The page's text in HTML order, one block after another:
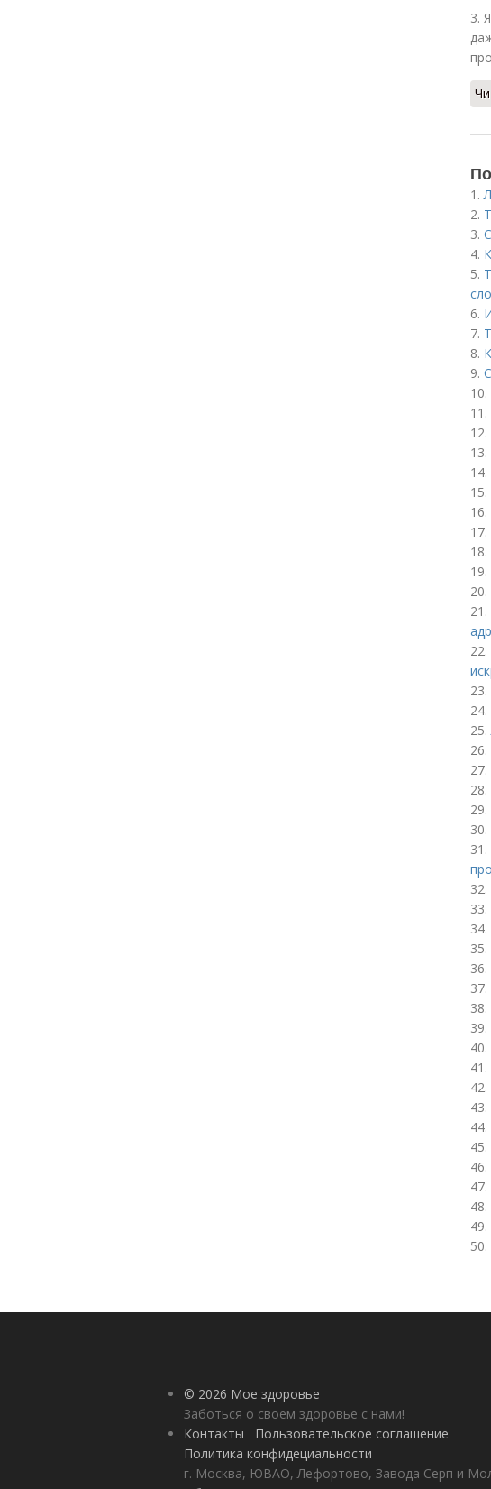
3.
1.
2.
3.
4.
5.
6.
7.
8.
9.
10.
11.
12.
13.
14.
15.
16.
17.
18.
19.
20.
21.
22.
23.
24.
25.
26.
27.
28.
29.
30.
31.
32.
33.
34.
35.
36.
37.
38.
39.
40.
41.
42.
43.
44.
45.
46.
47.
48.
49.
50.
© 2026 Мое здоровье
Заботься о своем здоровье с нами!
Контакты
Пользовательское соглашение
Политика конфидециальности
г. Москва, ЮВАО, Лефортово, Завода Серп и